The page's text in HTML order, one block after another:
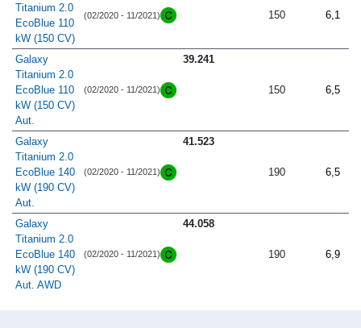
Titanium 2.0
EcoBlue 110
kW (150 CV)
(02/2020 - 11/2021)
150
6,1
Galaxy
Titanium 2.0
EcoBlue 110
kW (150 CV)
Aut.
(02/2020 - 11/2021)
39.241
150 6,5
Galaxy
Titanium 2.0
EcoBlue 140
kW (190 CV)
Aut.
(02/2020 - 11/2021)
41.523
190 6,5
Galaxy
Titanium 2.0
EcoBlue 140
kW (190 CV)
Aut. AWD
(02/2020 - 11/2021)
44.058
190 6,9